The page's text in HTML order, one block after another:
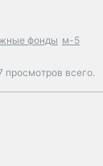
фонды м-5
просмотров всего.